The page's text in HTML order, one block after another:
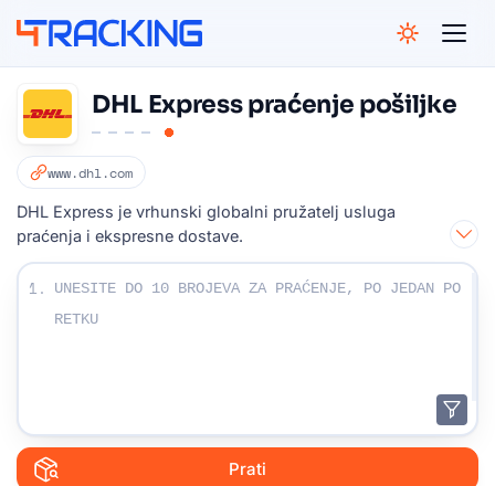
DHL Express praćenje pošiljke
www.dhl.com
DHL Express je vrhunski globalni pružatelj usluga
praćenja i ekspresne dostave.
Unesite svoje brojeve za praćenje:
1.
Prati